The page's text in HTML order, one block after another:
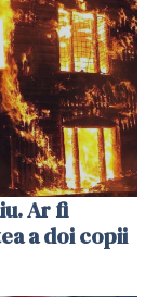
Ar fi
a doi copii